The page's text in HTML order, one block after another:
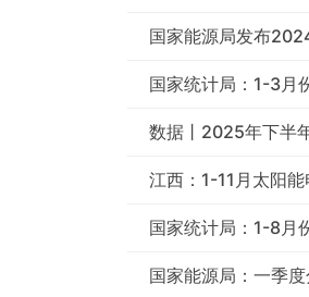
国家能源局发布
国家统计局：1-3月
数据丨2025年下半
江西：1-11月太阳
国家统计局：1-8月
国家能源局：一季